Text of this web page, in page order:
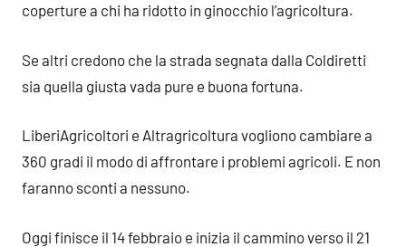
coperture a chi ha ridotto in ginocchio l’agricoltura.
Se altri credono che la strada segnata dalla Coldiretti
sia quella giusta vada pure e buona fortuna.
LiberiAgricoltori e Altragricoltura vogliono cambiare a
360 gradi il modo di affrontare i problemi agricoli. E non
faranno sconti a nessuno.
Oggi finisce il 14 febbraio e inizia il cammino verso il 21